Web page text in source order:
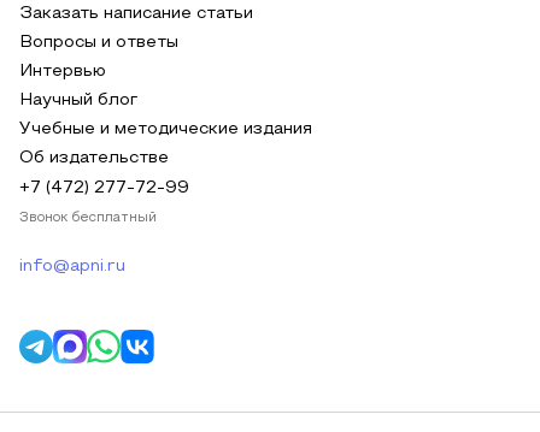
Заказать написание статьи
Вопросы и ответы
Интервью
Научный блог
Учебные и методические издания
Об издательстве
+7 (472) 277-72-99
Звонок бесплатный
info@apni.ru